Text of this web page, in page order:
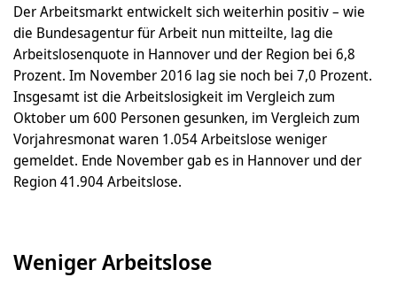
Der Arbeitsmarkt entwickelt sich weiterhin positiv – wie
die Bundesagentur für Arbeit nun mitteilte, lag die
Arbeitslosenquote in Hannover und der Region bei 6,8
Prozent. Im November 2016 lag sie noch bei 7,0 Prozent.
Insgesamt ist die Arbeitslosigkeit im Vergleich zum
Oktober um 600 Personen gesunken, im Vergleich zum
Vorjahresmonat waren 1.054 Arbeitslose weniger
gemeldet. Ende November gab es in Hannover und der
Region 41.904 Arbeitslose.
Weniger Arbeitslose